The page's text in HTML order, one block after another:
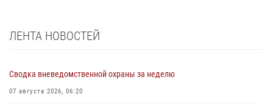
ЛЕНТА НОВОСТЕЙ
Сводка вневедомственной охраны за неделю
07 августа 2026, 06:20